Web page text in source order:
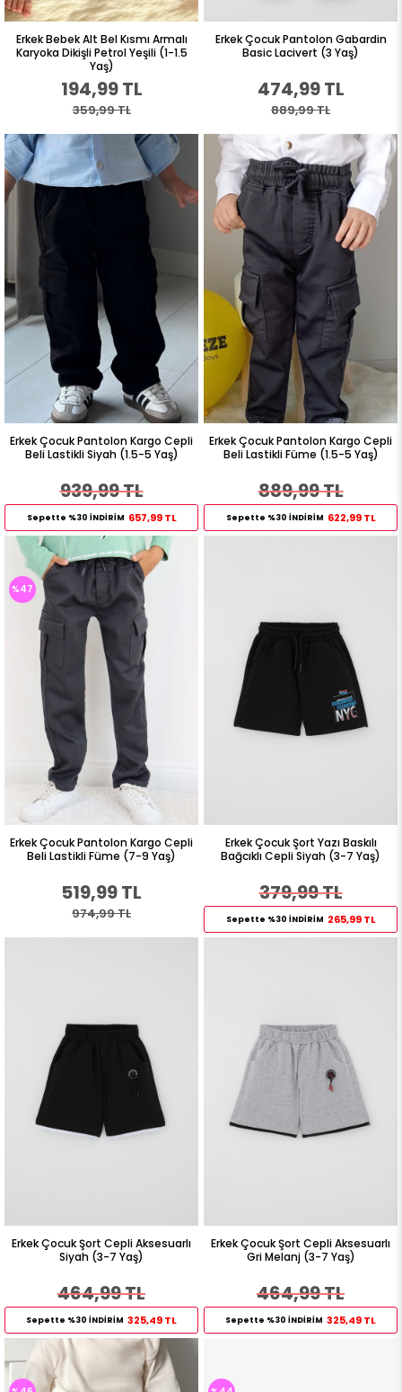
Erkek Bebek Alt Bel Kısmı Armalı
Karyoka Dikişli Petrol Yeşili (1-1.5
Yaş)
194,99 TL
359,99 TL
Erkek Çocuk Pantolon Gabardin
Basic Lacivert (3 Yaş)
474,99 TL
889,99 TL
Erkek Çocuk Pantolon Kargo Cepli
Beli Lastikli Siyah (1.5-5 Yaş)
939,99 TL
Sepette %30 İNDİRİM 657,99 TL
Erkek Çocuk Pantolon Kargo Cepli
Beli Lastikli Füme (1.5-5 Yaş)
889,99 TL
Sepette %30 İNDİRİM 622,99 TL
Erkek Çocuk Pantolon Kargo Cepli
Beli Lastikli Füme (7-9 Yaş)
519,99 TL
974,99 TL
%47
Erkek Çocuk Şort Yazı Baskılı
Bağcıklı Cepli Siyah (3-7 Yaş)
379,99 TL
Sepette %30 İNDİRİM 265,99 TL
Erkek Çocuk Şort Cepli Aksesuarlı
Siyah (3-7 Yaş)
464,99 TL
Sepette %30 İNDİRİM 325,49 TL
Erkek Çocuk Şort Cepli Aksesuarlı
Gri Melanj (3-7 Yaş)
464,99 TL
Sepette %30 İNDİRİM 325,49 TL